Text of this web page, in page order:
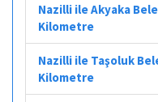
Nazilli ile Akyaka
Kilometre
Nazilli ile Taşoluk
Kilometre